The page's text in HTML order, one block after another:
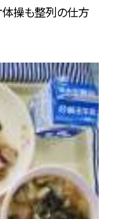
体操も整列の仕方